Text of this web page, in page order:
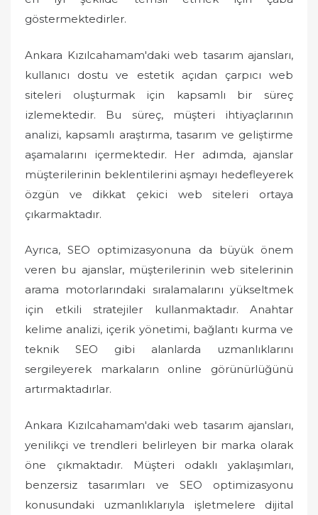
göstermektedirler.
Ankara Kızılcahamam'daki web tasarım ajansları,
kullanıcı dostu ve estetik açıdan çarpıcı web
siteleri oluşturmak için kapsamlı bir süreç
izlemektedir. Bu süreç, müşteri ihtiyaçlarının
analizi, kapsamlı araştırma, tasarım ve geliştirme
aşamalarını içermektedir. Her adımda, ajanslar
müşterilerinin beklentilerini aşmayı hedefleyerek
özgün ve dikkat çekici web siteleri ortaya
çıkarmaktadır.
Ayrıca, SEO optimizasyonuna da büyük önem
veren bu ajanslar, müşterilerinin web sitelerinin
arama motorlarındaki sıralamalarını yükseltmek
için etkili stratejiler kullanmaktadır. Anahtar
kelime analizi, içerik yönetimi, bağlantı kurma ve
teknik SEO gibi alanlarda uzmanlıklarını
sergileyerek markaların online görünürlüğünü
artırmaktadırlar.
Ankara Kızılcahamam'daki web tasarım ajansları,
yenilikçi ve trendleri belirleyen bir marka olarak
öne çıkmaktadır. Müşteri odaklı yaklaşımları,
benzersiz tasarımları ve SEO optimizasyonu
konusundaki uzmanlıklarıyla işletmelere dijital